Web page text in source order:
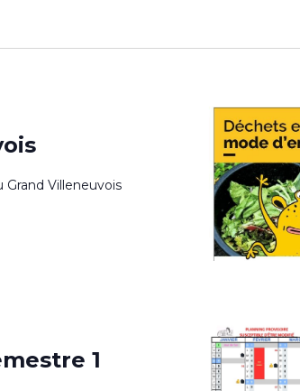
Villeneuvois
1